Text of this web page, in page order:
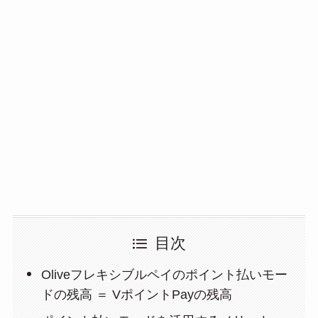
目次
Oliveフレキシブルペイのポイント払いモー
ドの残高 ＝ VポイントPayの残高